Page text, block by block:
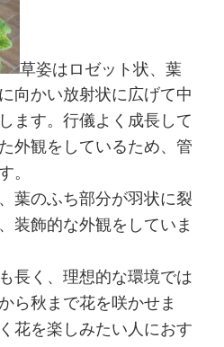
草姿はロゼット状、葉
向かい放射状に広げて中
ます。行儀よく成長して
外観をしているため、管
。
葉のふち部分が羽状に裂
装飾的な外観をしていま
長く、理想的な環境では
ら秋まで花を咲かせま
花を楽しみたい人におす